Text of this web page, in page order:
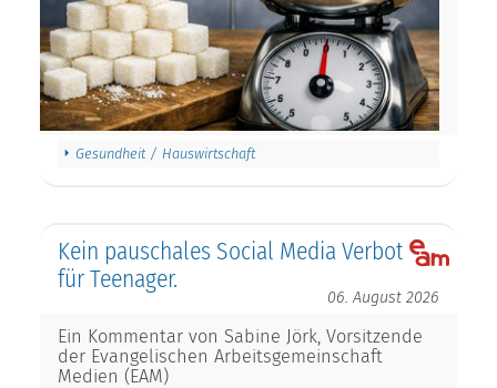
Gesundheit / Hauswirtschaft
Kein pauschales Social Media Verbot
für Teenager.
06. August 2026
Ein Kommentar von Sabine Jörk, Vorsitzende
der Evangelischen Arbeitsgemeinschaft
Medien (EAM)